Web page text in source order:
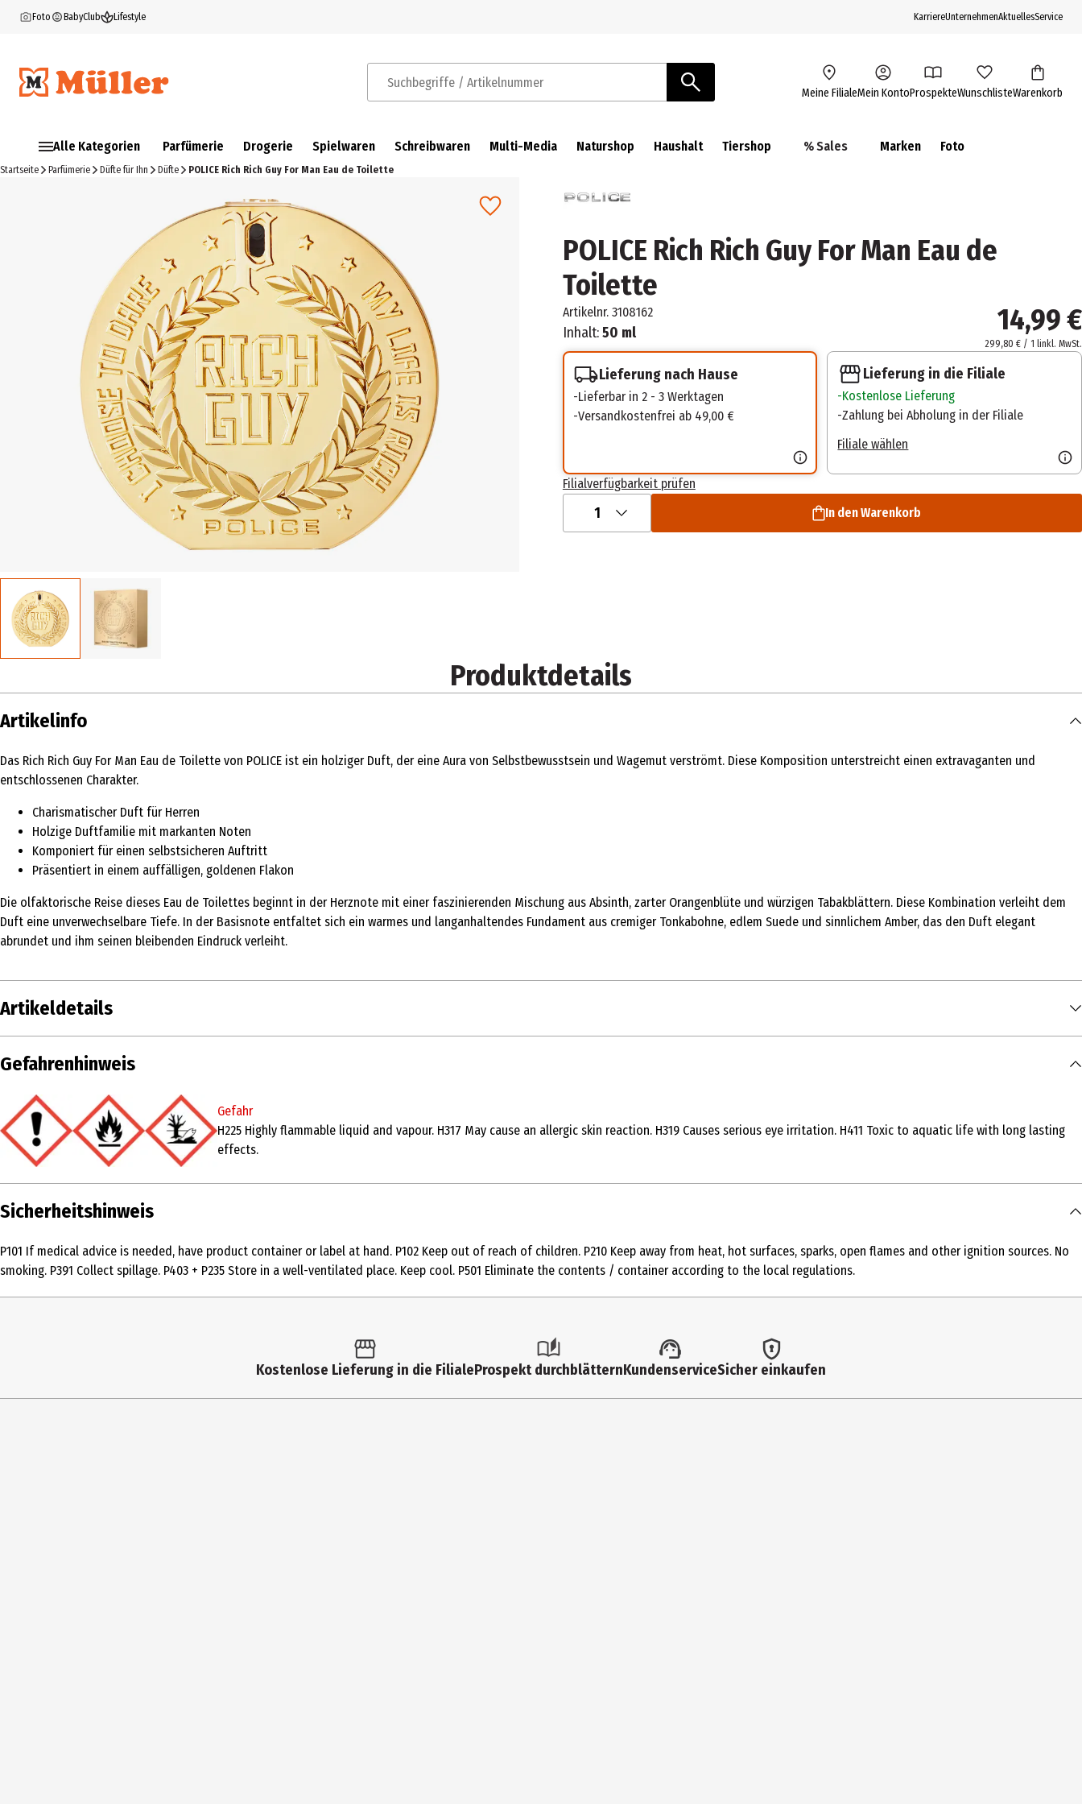
Foto BabyClub Lifestyle KarriereUnternehmenAktuellesService
Suchbegriffe / Artikelnummer Meine FilialeMein KontoProspekteWunschlisteWarenkorb
Alle Kategorien Parfümerie Drogerie Spielwaren Schreibwaren Multi-Media Naturshop Haushalt Tiershop % Sales Marken Foto
Startseite Parfümerie Düfte für Ihn Düfte POLICE Rich Rich Guy For Man Eau de Toilette
POLICE Rich Rich Guy For Man Eau de
Toilette
Artikelnr. 3108162
Inhalt:50 ml 14,99 €
299,80 € / 1 linkl. MwSt.
Lieferung nach Hause
Lieferbar in 2 - 3 Werktagen
Versandkostenfrei ab 49,00 €
Lieferung in die Filiale
Kostenlose Lieferung
Zahlung bei Abholung in der Filiale
Filiale wählen
Filialverfügbarkeit prüfen
1 In den Warenkorb
Produktdetails
Artikelinfo
Das Rich Rich Guy For Man Eau de Toilette von POLICE ist ein holziger Duft, der eine Aura von Selbstbewusstsein und Wagemut verströmt. Diese Komposition unterstreicht einen extravaganten und
entschlossenen Charakter.
Charismatischer Duft für Herren
Holzige Duftfamilie mit markanten Noten
Komponiert für einen selbstsicheren Auftritt
Präsentiert in einem auffälligen, goldenen Flakon
Die olfaktorische Reise dieses Eau de Toilettes beginnt in der Herznote mit einer faszinierenden Mischung aus Absinth, zarter Orangenblüte und würzigen Tabakblättern. Diese Kombination verleiht dem
Duft eine unverwechselbare Tiefe. In der Basisnote entfaltet sich ein warmes und langanhaltendes Fundament aus cremiger Tonkabohne, edlem Suede und sinnlichem Amber, das den Duft elegant
abrundet und ihm seinen bleibenden Eindruck verleiht.
Artikeldetails
Inhalt
Duftkonzentration Eau de Toilette
Anwendungsart Pumpzerstäuber
Duftnote holzig
Inhaltsstoffe
ALCOHOL DENAT., AQUA, PARFUM, PENTAERYTHRITYL, TETRA-DI-T-BUTYL HYDROXYHYDROCINNAMATE, ETHYLHEXYL METHOXYCINNAMATE, BUTYL MELHOXYDIBENZOYLMETHANE,
Anwendungshinweis Auf die gesunde Haut aufsprühen. Kontakt mit den Augen vermeiden.
Absinth, Orangenblüte, Tabakblätter
Gefahrenhinweis
Gefahr
H225 Highly flammable liquid and vapour. H317 May cause an allergic skin reaction. H319 Causes serious eye irritation. H411 Toxic to aquatic life with long lasting
effects.
Sicherheitshinweis
P101 If medical advice is needed, have product container or label at hand. P102 Keep out of reach of children. P210 Keep away from heat, hot surfaces, sparks, open flames and other ignition sources. No
smoking. P391 Collect spillage. P403 + P235 Store in a well-ventilated place. Keep cool. P501 Eliminate the contents / container according to the local regulations.
Kostenlose Lieferung in die FilialeProspekt durchblätternKundenserviceSicher einkaufen